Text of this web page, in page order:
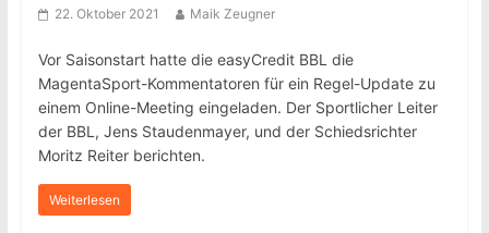
22. Oktober 2021 Maik Zeugner
Vor Saisonstart hatte die easyCredit BBL die
MagentaSport-Kommentatoren für ein Regel-Update zu
einem Online-Meeting eingeladen. Der Sportlicher Leiter
der BBL, Jens Staudenmayer, und der Schiedsrichter
Moritz Reiter berichten.
Weiterlesen